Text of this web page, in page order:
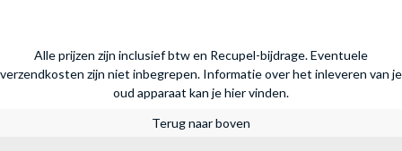
Alle prijzen zijn inclusief btw en Recupel-bijdrage. Eventuele
verzendkosten zijn niet inbegrepen. Informatie over het inleveren van je
oud apparaat kan je hier vinden.
Terug naar boven